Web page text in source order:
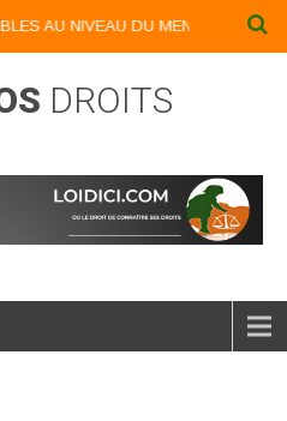
NIVEAU DU MENU ...NOS LIVRES
DROITS